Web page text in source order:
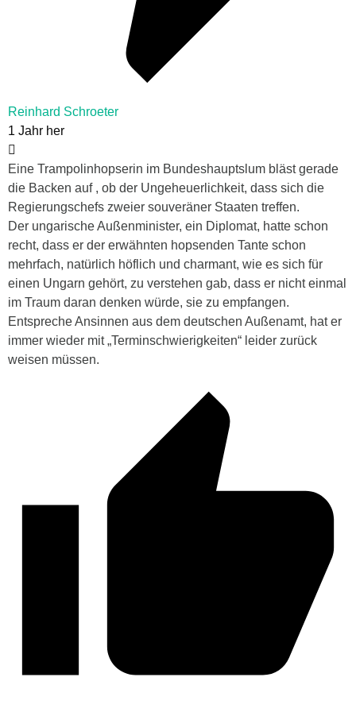
Reinhard Schroeter
1 Jahr her
Eine Trampolinhopserin im Bundeshauptslum bläst gerade
die Backen auf , ob der Ungeheuerlichkeit, dass sich die
Regierungschefs zweier souveräner Staaten treffen.
Der ungarische Außenminister, ein Diplomat, hatte schon
recht, dass er der erwähnten hopsenden Tante schon
mehrfach, natürlich höflich und charmant, wie es sich für
einen Ungarn gehört, zu verstehen gab, dass er nicht einmal
im Traum daran denken würde, sie zu empfangen.
Entspreche Ansinnen aus dem deutschen Außenamt, hat er
immer wieder mit „Terminschwierigkeiten“ leider zurück
weisen müssen.